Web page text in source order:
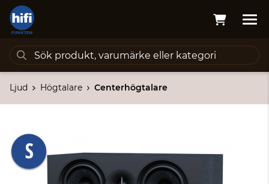
Ljud Högtalare Centerhögtalare